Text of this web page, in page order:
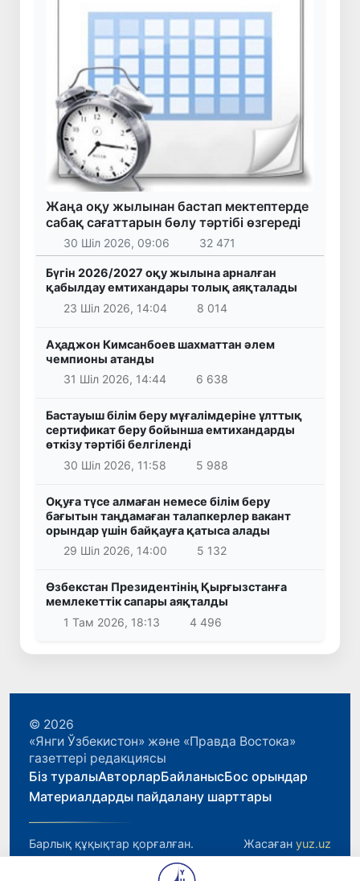
Жаңа оқу жылынан бастап мектептерде
сабақ сағаттарын бөлу тәртібі өзгереді
30 Шіл 2026, 09:06 32 471
Бүгін 2026/2027 оқу жылына арналған
қабылдау емтихандары толық аяқталады
23 Шіл 2026, 14:04
8 014
Аҳаджон Кимсанбоев шахматтан әлем
чемпионы атанды
31 Шіл 2026, 14:44
6 638
Бастауыш білім беру мұғалімдеріне ұлттық
сертификат беру бойынша емтихандарды
өткізу тәртібі белгіленді
30 Шіл 2026, 11:58
5 988
Оқуға түсе алмаған немесе білім беру
бағытын таңдамаған талапкерлер вакант
орындар үшін байқауға қатыса алады
29 Шіл 2026, 14:00
5 132
Өзбекстан Президентінің Қырғызстанға
мемлекеттік сапары аяқталды
1 Там 2026, 18:13
4 496
© 2026
«Янги Ўзбекистон» және «Правда Востока»
газеттері редакциясы
Біз туралыАвторларБайланысБос орындар
Материалдарды пайдалану шарттары
Барлық құқықтар қорғалған. Жасаған yuz.uz